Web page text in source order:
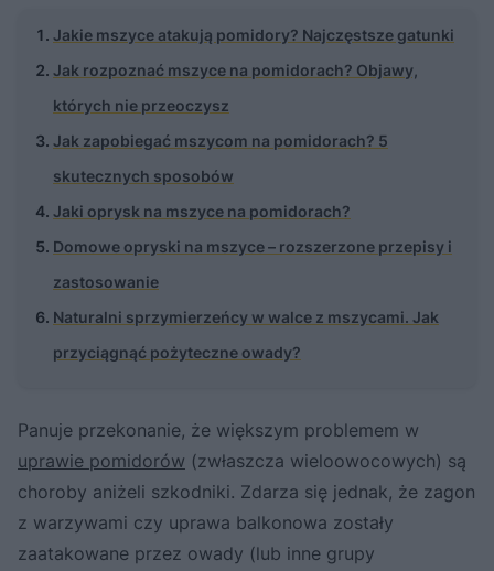
Jakie mszyce atakują pomidory? Najczęstsze gatunki
Jak rozpoznać mszyce na pomidorach? Objawy,
których nie przeoczysz
Jak zapobiegać mszycom na pomidorach? 5
skutecznych sposobów
Jaki oprysk na mszyce na pomidorach?
Domowe opryski na mszyce – rozszerzone przepisy i
zastosowanie
Naturalni sprzymierzeńcy w walce z mszycami. Jak
przyciągnąć pożyteczne owady?
Panuje przekonanie, że większym problemem w
uprawie pomidorów (zwłaszcza wieloowocowych) są
choroby aniżeli szkodniki. Zdarza się jednak, że zagon
z warzywami czy uprawa balkonowa zostały
zaatakowane przez owady (lub inne grupy